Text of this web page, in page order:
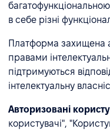
в себе різні
Платформа захищена
правами
підтримуються
інтелектуальну
Авторизовані
користувачі",